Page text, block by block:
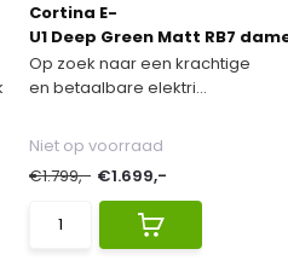
Cortina E-
U1 Deep Green Matt RB7
Op zoek naar een krachtige
en betaalbare elektri...
Niet op voorraad
€1.799,- €1.699,-